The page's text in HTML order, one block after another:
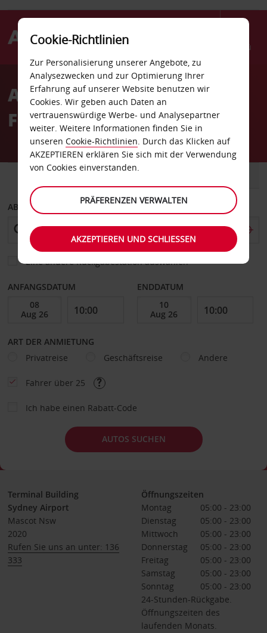
Menü
AvisAutovermietung Sydney
Flughafen
ABHOLEN VON
Eine andere Rückgabestation auswählen
ANFANGSDATUM ENDDATUM
ART DER ANMIETUNG
Privatreise
Geschäftsreise Andere
Fahrer über 25
Ich habe einen Rabatt-Code
AUTOS SUCHEN
Terminal Building
Sydney Airport
Mascot Nsw
2020
Rufen Sie uns an unter: 136
333
Öffnungszeiten
Montag
05:00 - 23:00
Dienstag
05:00 - 23:00
Mittwoch
05:00 - 23:00
Donnerstag
05:00 - 23:00
Freitag
05:00 - 23:00
Samstag
05:00 - 23:00
Sonntag
05:00 - 23:00
24-Stunden-Rückgabe.
Öffnungszeiten des
laufenden Monats.
Cookie-Richtlinien
Zur Personalisierung unserer Angebote, zu
Analysezwecken und zur Optimierung Ihrer
Erfahrung auf unserer Website benutzen wir
Cookies. Wir geben auch Daten an
vertrauenswürdige Werbe- und Analysepartner
weiter. Weitere Informationen finden Sie in
unseren Cookie-Richtlinien. Durch das Klicken auf
AKZEPTIEREN erklären Sie sich mit der Verwendung
von Cookies einverstanden.
PRÄFERENZEN VERWALTEN
AKZEPTIEREN UND SCHLIESSEN